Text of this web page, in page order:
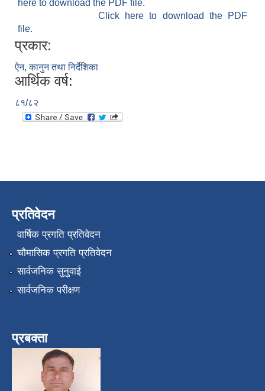
here to download the PDF file.
Click here to download the PDF
file.
प्रकार:
ऐन, कानुन तथा निर्देशिका
आर्थिक वर्ष:
८१/८२
प्रतिवेदन
वार्षिक प्रगति प्रतिवेदन
चौमासिक प्रगति प्रतिवेदन
सार्वजनिक सुनुवाई
सार्वजनिक परीक्षण
प्रबक्ता